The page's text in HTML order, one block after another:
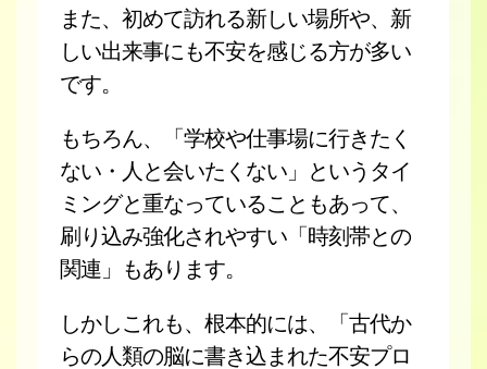
また、初めて訪れる新しい場所や、新
しい出来事にも不安を感じる方が多い
です。
もちろん、「学校や仕事場に行きたく
ない・人と会いたくない」というタイ
ミングと重なっていることもあって、
刷り込み強化されやすい「時刻帯との
関連」もあります。
しかしこれも、根本的には、「古代か
らの人類の脳に書き込まれた不安プロ